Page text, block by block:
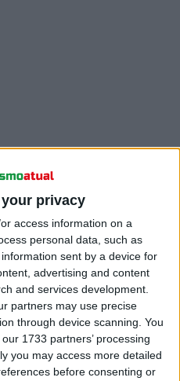
privacy
access information on a
personal data, such as
sent by a device for
advertising and content
and services development.
partners may use precise
through device scanning. You
1733 partners’ processing
you may access more detailed
before consenting or
mecânicos que
pelo ouro. Por pernas,
do pódio e a receção
ter estado com
do seu ataque até à
de bicicleta que o